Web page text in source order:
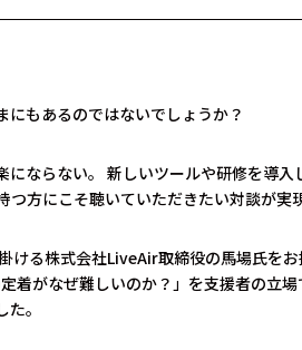
もあるのではないでしょうか？
ならない。 新しいツールや研修を導入
つ方にこそ聴いていただきたい対談が実
ける株式会社LiveAir取締役の馬場氏を
着がなぜ難しいのか？」を支援者の立
。